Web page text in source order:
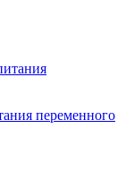
переменного